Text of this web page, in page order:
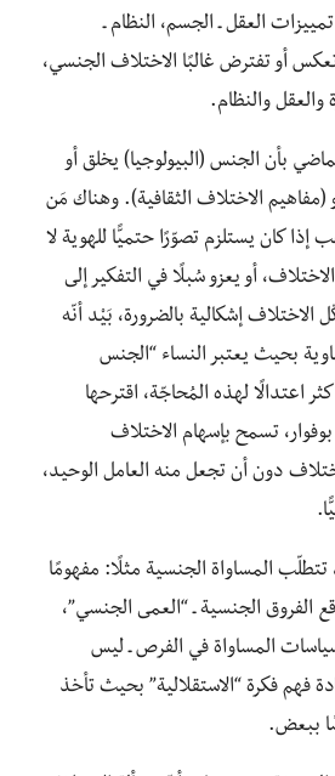
العقل ـ الجسم، النظام ـ
أو تفترض غالبًا الاختلاف الجنسي،
والنظام.
بأن الجنس (البيولوجيا) يخلق أو
الاختلاف الثقافية). وهناك مَن
كان يستلزم تصوّرًا حتميًّا للهوية لا
أو يعزو سُبلًا في التفكير إلى
الاختلاف إشكالية بالضرورة، بَيْد أنّه
بحيث يعتبر النساء “الجنس
اعتدالًا لهذه المُحاجّة، اقترحها
تسمح بإسهام الاختلاف
دون أن تجعل منه العامل الوحيد،
المساواة الجنسية مثلًا: مفهومًا
الفروق الجنسية ـ “العمى الجنسي”،
المساواة في الفرص ـ ليس
فهم فكرة “الاستقلالية” بحيث تأخذ
ببعض.